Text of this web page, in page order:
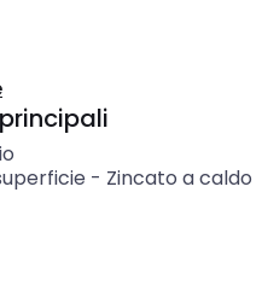
- Zincato a caldo